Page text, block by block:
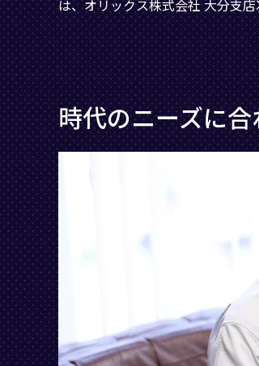
は、オリックス株式会社 大分支
時代のニーズに